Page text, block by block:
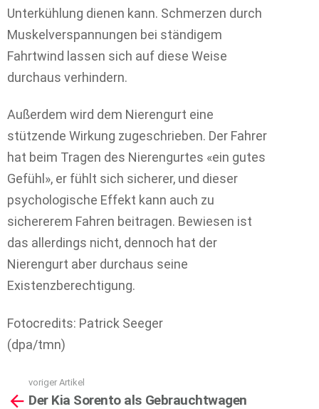
Unterkühlung dienen kann. Schmerzen durch
Muskelverspannungen bei ständigem
Fahrtwind lassen sich auf diese Weise
durchaus verhindern.
Außerdem wird dem Nierengurt eine
stützende Wirkung zugeschrieben. Der Fahrer
hat beim Tragen des Nierengurtes «ein gutes
Gefühl», er fühlt sich sicherer, und dieser
psychologische Effekt kann auch zu
sichererem Fahren beitragen. Bewiesen ist
das allerdings nicht, dennoch hat der
Nierengurt aber durchaus seine
Existenzberechtigung.
Fotocredits: Patrick Seeger
(dpa/tmn)
more
voriger Artikel
Der Kia Sorento als Gebrauchtwagen